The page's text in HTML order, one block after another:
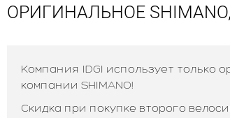
ОРИГИНАЛЬНОЕ
Компания IDGI использует только
компании SHIMANO!
Скидка при покупке второго